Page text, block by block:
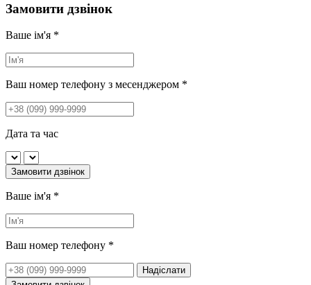
Замовити дзвінок
Ваше ім'я *
Ваш номер телефону з месенджером *
Дата та час
Замовити дзвінок
Ваше ім'я *
Ваш номер телефону *
Надіслати